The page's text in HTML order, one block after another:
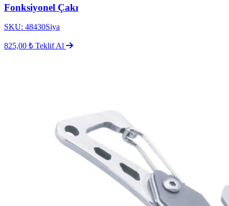
Fonksiyonel Çakı
SKU: 48430Siya
825,00 ₺ Teklif Al